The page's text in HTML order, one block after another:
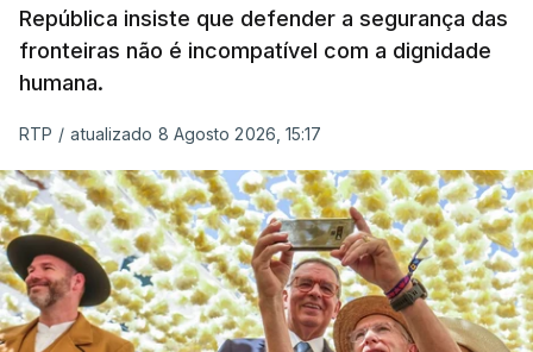
A ação de prevenção visa a deteção em alto mar
de embarcações de alta velocidade (EAV) que
utilizam a costa nacional para o tráfico de droga.
c/ Lusa
República insiste que defender a segurança das
fronteiras não é incompatível com a dignidade
humana.
RTP / atualizado 8 Agosto 2026, 15:17